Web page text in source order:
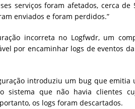
serviços foram afetados, cerca de
enviados e foram perdidos.”
incorreta no Logfwdr, um
por encaminhar logs de eventos
introduziu um bug que emitia
sistema que não havia clientes
os logs foram descartados.